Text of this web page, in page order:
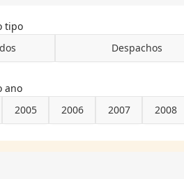
tipo
Despachos
ano
2005 2006 2007 2008